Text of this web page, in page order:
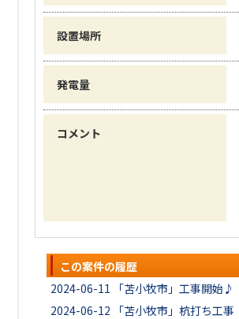
設置場所
発電量
コメント
この案件の履歴
2024-06-11
「苫小牧市」工事開始♪
2024-06-12
「苫小牧市」杭打ち工事